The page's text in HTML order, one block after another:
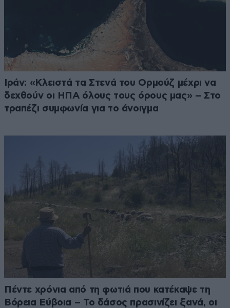
Ιράν: «Κλειστά τα Στενά του Ορμούζ μέχρι να
δεχθούν οι ΗΠΑ όλους τους όρους μας» – Στο
τραπέζι συμφωνία για το άνοιγμα
Πέντε χρόνια από τη φωτιά που κατέκαψε τη
Βόρεια Εύβοια – Το δάσος πρασινίζει ξανά, οι